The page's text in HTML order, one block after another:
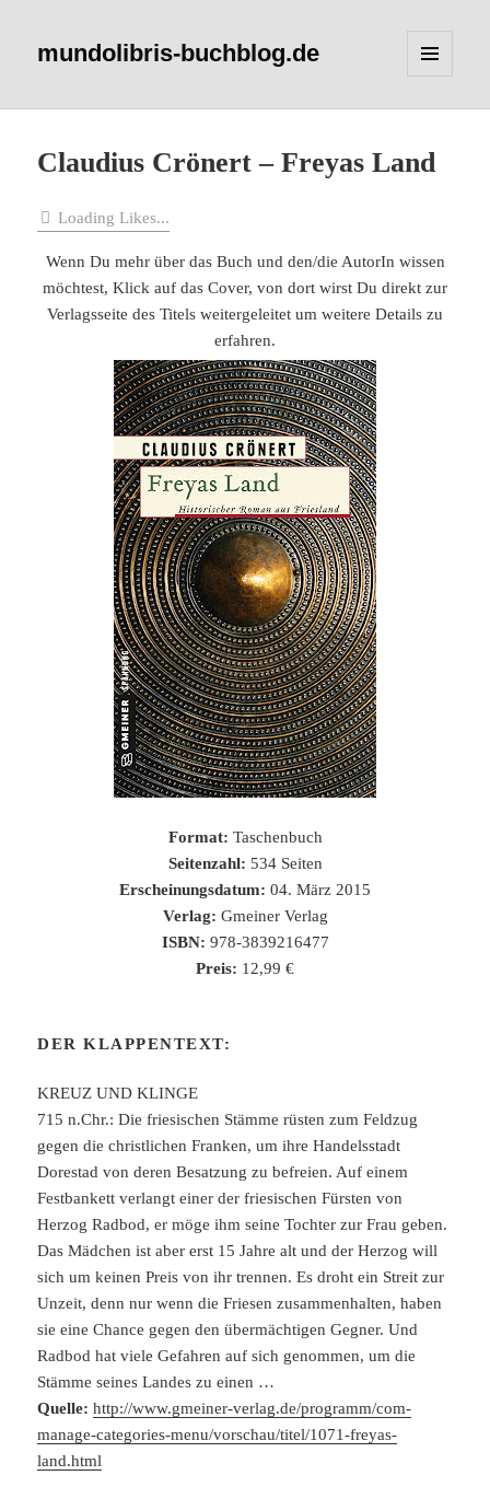
mundolibris-buchblog.de
WIDGETS
Claudius Crönert – Freyas Land
Loading Likes...
Wenn Du mehr über das Buch und den/die AutorIn wissen
möchtest, Klick auf das Cover, von dort wirst Du direkt zur
Verlagsseite des Titels weitergeleitet um weitere Details zu
erfahren.
Format: Taschenbuch
Seitenzahl: 534 Seiten
Erscheinungsdatum: 04. März 2015
Verlag: Gmeiner Verlag
ISBN: 978-3839216477
Preis: 12,99 €
DER KLAPPENTEXT:
KREUZ UND KLINGE
715 n.Chr.: Die friesischen Stämme rüsten zum Feldzug
gegen die christlichen Franken, um ihre Handelsstadt
Dorestad von deren Besatzung zu befreien. Auf einem
Festbankett verlangt einer der friesischen Fürsten von
Herzog Radbod, er möge ihm seine Tochter zur Frau geben.
Das Mädchen ist aber erst 15 Jahre alt und der Herzog will
sich um keinen Preis von ihr trennen. Es droht ein Streit zur
Unzeit, denn nur wenn die Friesen zusammenhalten, haben
sie eine Chance gegen den übermächtigen Gegner. Und
Radbod hat viele Gefahren auf sich genommen, um die
Stämme seines Landes zu einen …
Quelle: http://www.gmeiner-verlag.de/programm/com-
manage-categories-menu/vorschau/titel/1071-freyas-
land.html